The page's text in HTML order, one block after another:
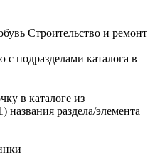
Строительство и ремонт
подразделами каталога в
в каталоге из
названия раздела/элемента